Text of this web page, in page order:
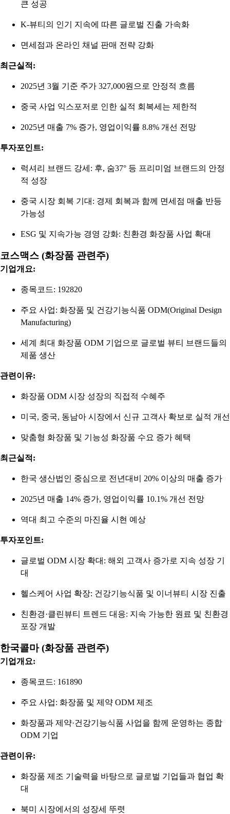
큰 성공
K-뷰티의 인기 지속에 따른 글로벌 진출 가속화
면세점과 온라인 채널 판매 전략 강화
최근실적:
2025년 3월 기준 주가 327,000원으로 안정적 흐름
중국 사업 익스포저로 인한 실적 회복세는 제한적
2025년 매출 7% 증가, 영업이익률 8.8% 개선 전망
투자포인트:
럭셔리 브랜드 강세: 후, 숨37° 등 프리미엄 브랜드의 안정
적 성장
중국 시장 회복 기대: 경제 회복과 함께 면세점 매출 반등
가능성
ESG 및 지속가능 경영 강화: 친환경 화장품 사업 확대
코스맥스 (화장품 관련주)
기업개요:
종목코드: 192820
주요 사업: 화장품 및 건강기능식품 ODM(Original Design
Manufacturing)
세계 최대 화장품 ODM 기업으로 글로벌 뷰티 브랜드들의
제품 생산
관련이유:
화장품 ODM 시장 성장의 직접적 수혜주
미국, 중국, 동남아 시장에서 신규 고객사 확보로 실적 개선
맞춤형 화장품 및 기능성 화장품 수요 증가 혜택
최근실적:
한국 생산법인 중심으로 전년대비 20% 이상의 매출 증가
2025년 매출 14% 증가, 영업이익률 10.1% 개선 전망
역대 최고 수준의 마진율 시현 예상
투자포인트:
글로벌 ODM 시장 확대: 해외 고객사 증가로 지속 성장 기
대
헬스케어 사업 확장: 건강기능식품 및 이너뷰티 시장 진출
친환경·클린뷰티 트렌드 대응: 지속 가능한 원료 및 친환경
포장 개발
한국콜마 (화장품 관련주)
기업개요:
종목코드: 161890
주요 사업: 화장품 및 제약 ODM 제조
화장품과 제약·건강기능식품 사업을 함께 운영하는 종합
ODM 기업
관련이유:
화장품 제조 기술력을 바탕으로 글로벌 기업들과 협업 확
대
북미 시장에서의 성장세 뚜렷